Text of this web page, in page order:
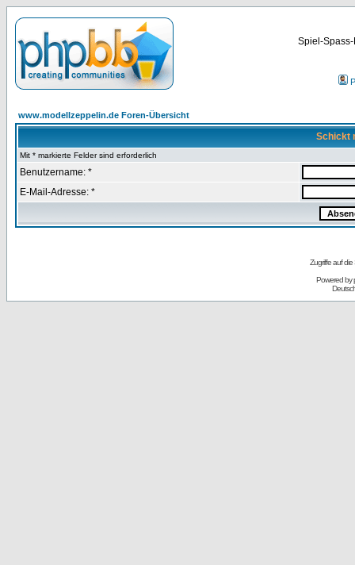
Spiel-
www.modellzeppelin.de Foren-Übersicht
Schickt
Mit * markierte Felder sind erforderlich
Benutzername: *
E-Mail-Adresse: *
Zugriffe auf
Powered by